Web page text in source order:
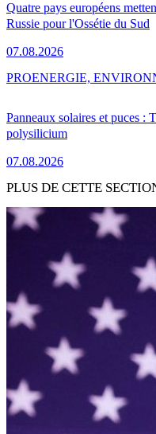
Quatre pays européens
Russie pour l'Ossétie du Sud
07.08.2026
Panneaux solaires et puces :
polysilicium
07.08.2026
PROENERGIE,
PLUS DE CETTE